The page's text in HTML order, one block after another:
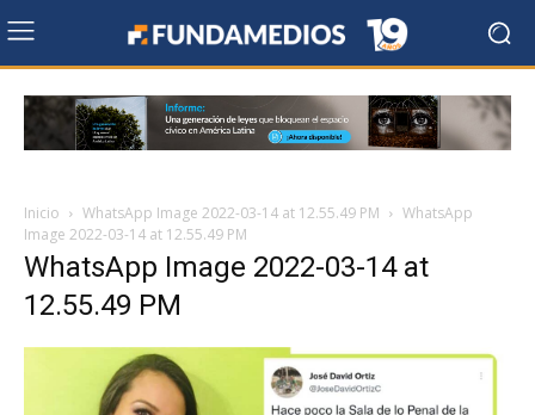
Inicio WhatsApp Image 2022-03-14 at 12.55.49 PM
WhatsApp
Image 2022-03-14 at 12.55.49 PM
WhatsApp Image 2022-03-14 at
12.55.49 PM